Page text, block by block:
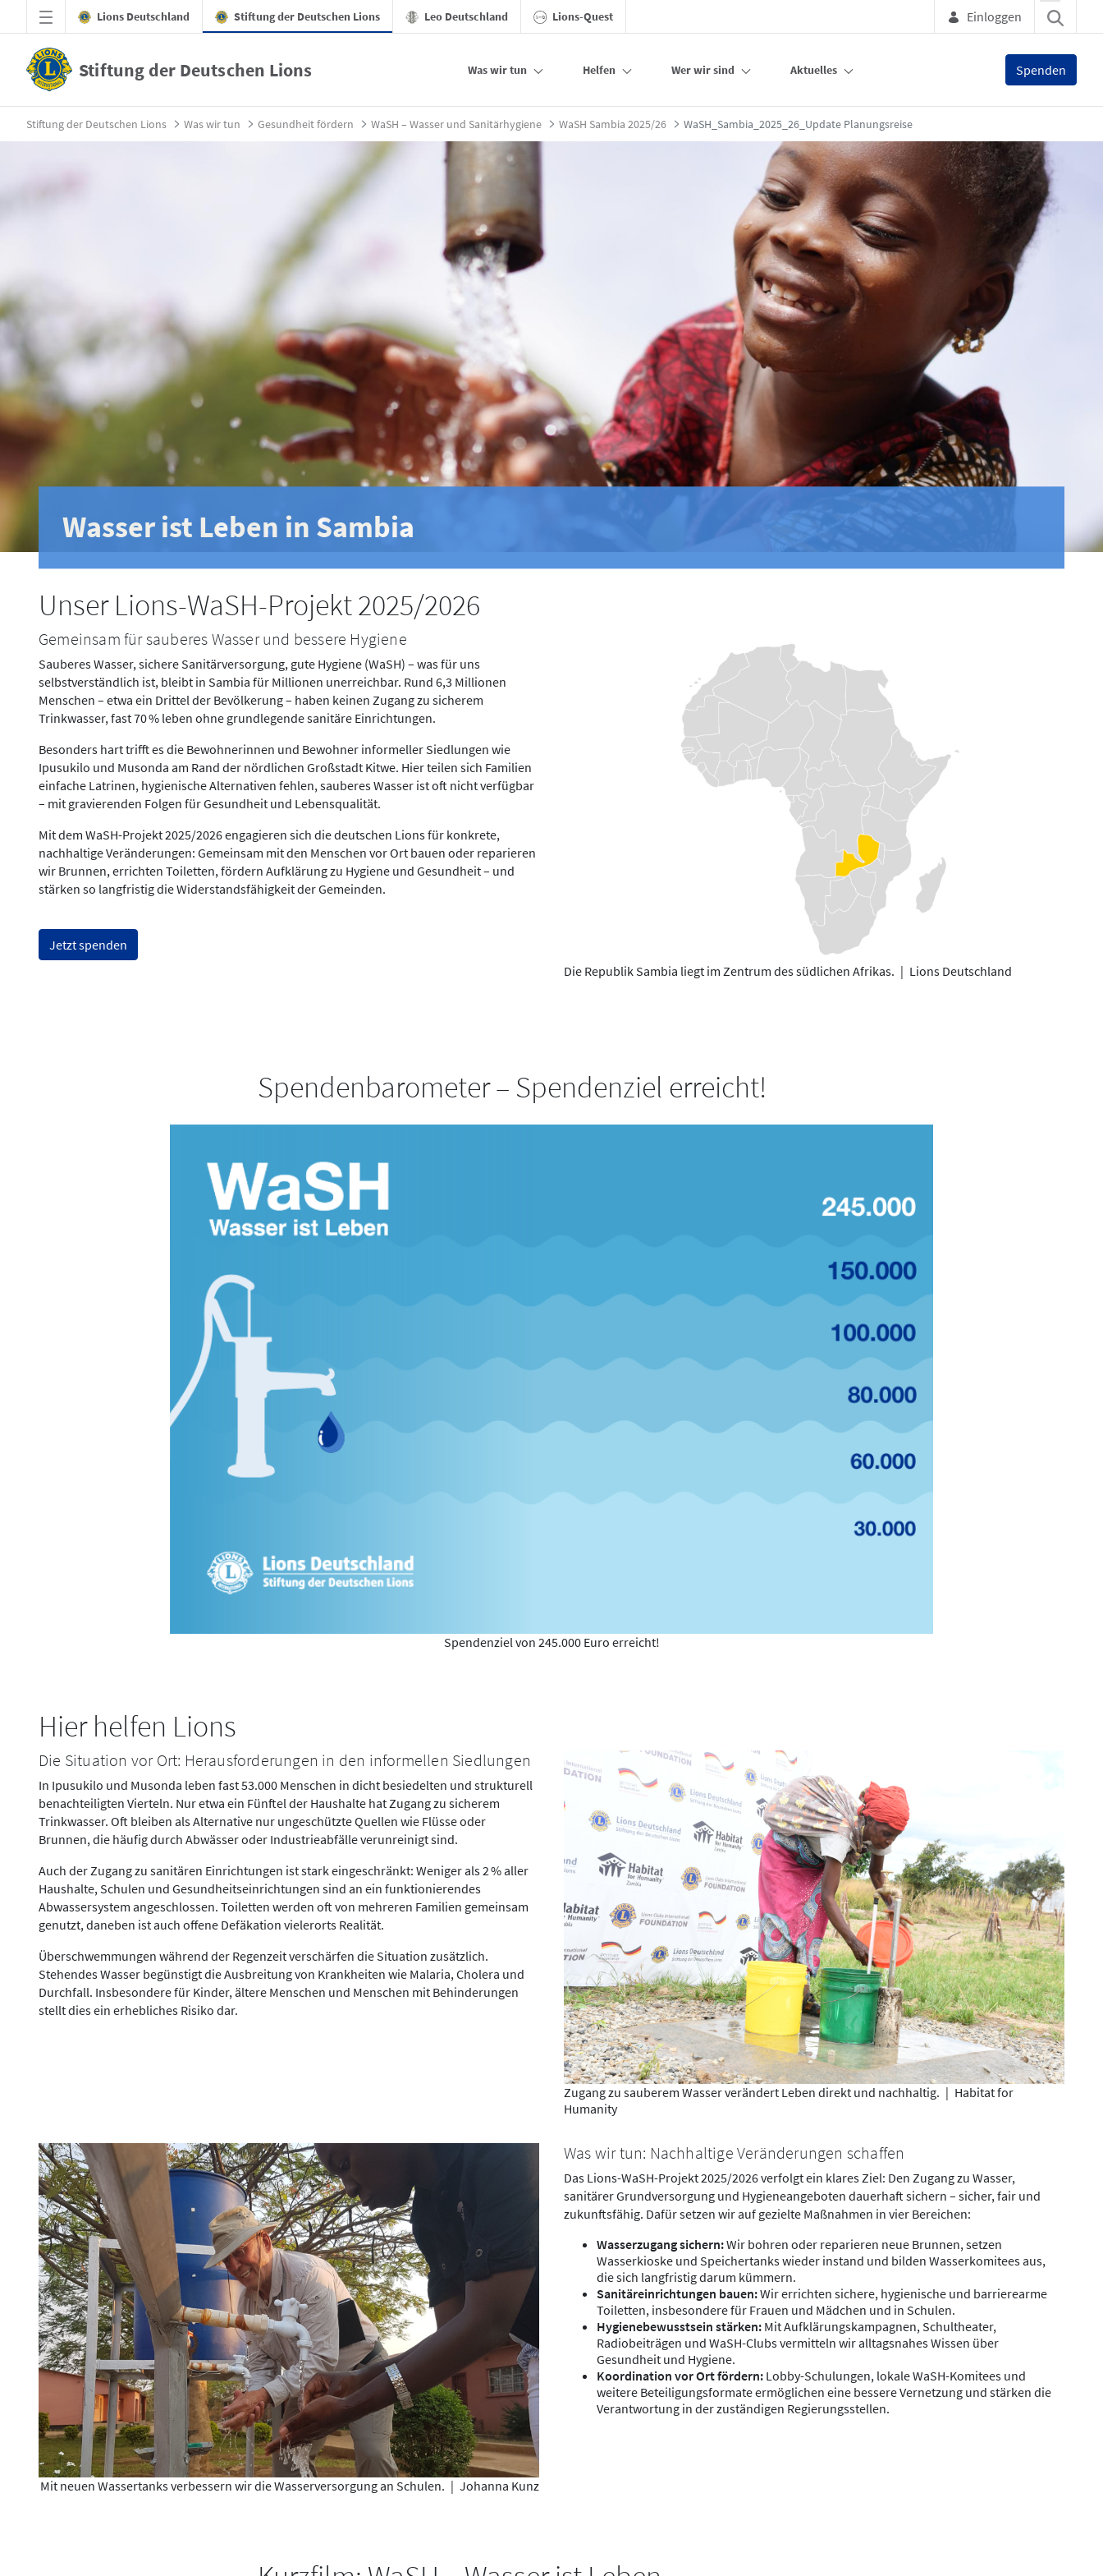
Zum Hauptinhalt springen
Lions Deutschland Stiftung der Deutschen Lions Leo Deutschland Lions-Quest Einloggen
Stiftung der Deutschen Lions Was wir tun Helfen Wer wir sind Aktuelles Spenden
WaSH_Sambia_2025_26_Update Planungsreise - Stiftung der Deutschen Lions
Stiftung der Deutschen Lions Was wir tun Gesundheit fördern WaSH – Wasser und Sanitärhygiene WaSH Sambia 2025/26 WaSH_Sambia_2025_26_Update Planungsreise
Wasser ist Leben in Sambia
Unser Lions-WaSH-Projekt 2025/2026
Die Republik Sambia liegt im Zentrum des südlichen Afrikas. | Lions Deutschland
Gemeinsam für sauberes Wasser und bessere Hygiene
Sauberes Wasser, sichere Sanitärversorgung, gute Hygiene (WaSH) – was für uns
selbstverständlich ist, bleibt in Sambia für Millionen unerreichbar. Rund 6,3 Millionen
Menschen – etwa ein Drittel der Bevölkerung – haben keinen Zugang zu sicherem
Trinkwasser, fast 70 % leben ohne grundlegende sanitäre Einrichtungen.
Besonders hart trifft es die Bewohnerinnen und Bewohner informeller Siedlungen wie
Ipusukilo und Musonda am Rand der nördlichen Großstadt Kitwe. Hier teilen sich Familien
einfache Latrinen, hygienische Alternativen fehlen, sauberes Wasser ist oft nicht verfügbar
– mit gravierenden Folgen für Gesundheit und Lebensqualität.
Mit dem WaSH-Projekt 2025/2026 engagieren sich die deutschen Lions für konkrete,
nachhaltige Veränderungen: Gemeinsam mit den Menschen vor Ort bauen oder reparieren
wir Brunnen, errichten Toiletten, fördern Aufklärung zu Hygiene und Gesundheit – und
stärken so langfristig die Widerstandsfähigkeit der Gemeinden.
Jetzt spenden
Spendenbarometer – Spendenziel erreicht!
Spendenziel von 245.000 Euro erreicht!
Hier helfen Lions
Zugang zu sauberem Wasser verändert Leben direkt und nachhaltig. | Habitat for
Humanity
Die Situation vor Ort: Herausforderungen in den informellen Siedlungen
In Ipusukilo und Musonda leben fast 53.000 Menschen in dicht besiedelten und strukturell
benachteiligten Vierteln. Nur etwa ein Fünftel der Haushalte hat Zugang zu sicherem
Trinkwasser. Oft bleiben als Alternative nur ungeschützte Quellen wie Flüsse oder
Brunnen, die häufig durch Abwässer oder Industrieabfälle verunreinigt sind.
Auch der Zugang zu sanitären Einrichtungen ist stark eingeschränkt: Weniger als 2 % aller
Haushalte, Schulen und Gesundheitseinrichtungen sind an ein funktionierendes
Abwassersystem angeschlossen. Toiletten werden oft von mehreren Familien gemeinsam
genutzt, daneben ist auch offene Defäkation vielerorts Realität.
Überschwemmungen während der Regenzeit verschärfen die Situation zusätzlich.
Stehendes Wasser begünstigt die Ausbreitung von Krankheiten wie Malaria, Cholera und
Durchfall. Insbesondere für Kinder, ältere Menschen und Menschen mit Behinderungen
stellt dies ein erhebliches Risiko dar.
Mit neuen Wassertanks verbessern wir die Wasserversorgung an Schulen. | Johanna Kunz
Was wir tun: Nachhaltige Veränderungen schaffen
Das Lions-WaSH-Projekt 2025/2026 verfolgt ein klares Ziel: Den Zugang zu Wasser,
sanitärer Grundversorgung und Hygieneangeboten dauerhaft sichern – sicher, fair und
zukunftsfähig. Dafür setzen wir auf gezielte Maßnahmen in vier Bereichen:
Wasserzugang sichern:Wir bohren oder reparieren neue Brunnen, setzen
Wasserkioske und Speichertanks wieder instand und bilden Wasserkomitees aus,
die sich langfristig darum kümmern.
Sanitäreinrichtungen bauen:Wir errichten sichere, hygienische und barrierearme
Toiletten, insbesondere für Frauen und Mädchen und in Schulen.
Hygienebewusstsein stärken: Mit Aufklärungskampagnen, Schultheater,
Radiobeiträgen und WaSH-Clubs vermitteln wir alltagsnahes Wissen über
Gesundheit und Hygiene.
Koordination vor Ort fördern: Lobby-Schulungen, lokale WaSH-Komitees und
weitere Beteiligungsformate ermöglichen eine bessere Vernetzung und stärken die
Verantwortung in der zuständigen Regierungsstellen.